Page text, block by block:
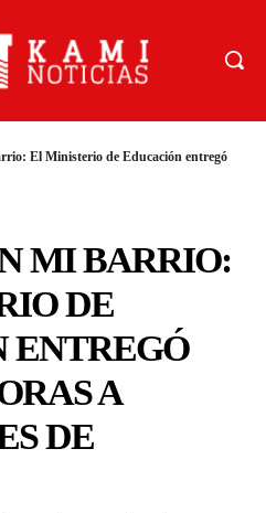
El Ministerio de Educación entregó
MI BARRIO:
DE
ENTREGÓ
A
DE